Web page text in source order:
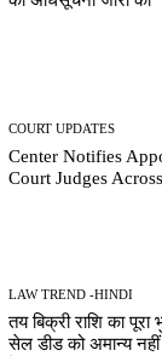
COURT UPDATES
Center Notifies
Court Judges
LAW TREND -HINDI
तय बिक्री राशि का पूरा
सेल डीड को अमान्य नहीं